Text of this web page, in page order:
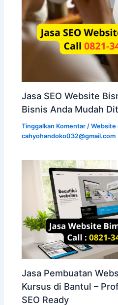
Jasa SEO Website
Bisnis Anda Mudah
Tinggalkan Komentar /Website
cahyohandoko032@gmail.com
Jasa Pembuatan
Kursus di Bantul –
SEO Ready